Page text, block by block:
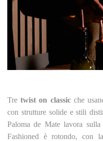
Tre twist on classic che
con strutture solide e stili
Paloma de Mate lavora
Fashioned è rotondo, con